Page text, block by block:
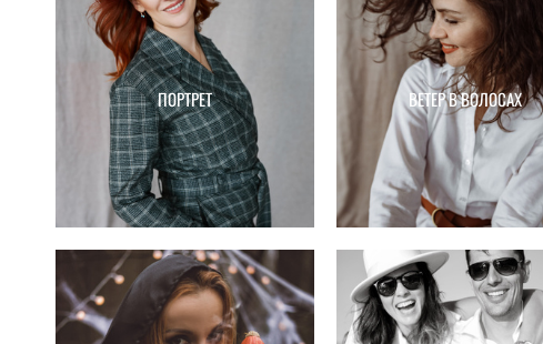
ПОРТРЕТ ВЕТЕР В ВОЛОСАХ